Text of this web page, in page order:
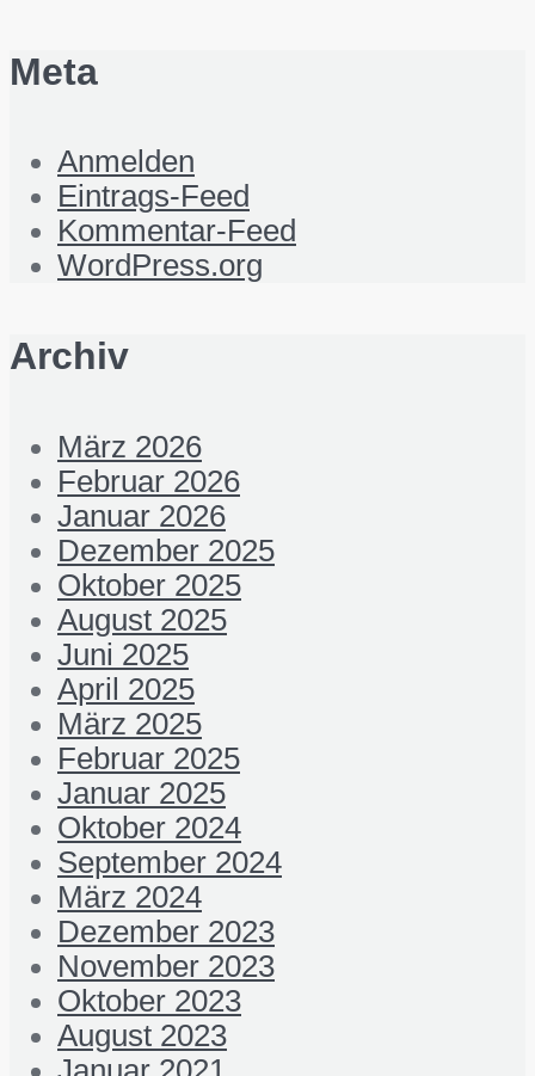
Meta
Anmelden
Eintrags-Feed
Kommentar-Feed
WordPress.org
Archiv
März 2026
Februar 2026
Januar 2026
Dezember 2025
Oktober 2025
August 2025
Juni 2025
April 2025
März 2025
Februar 2025
Januar 2025
Oktober 2024
September 2024
März 2024
Dezember 2023
November 2023
Oktober 2023
August 2023